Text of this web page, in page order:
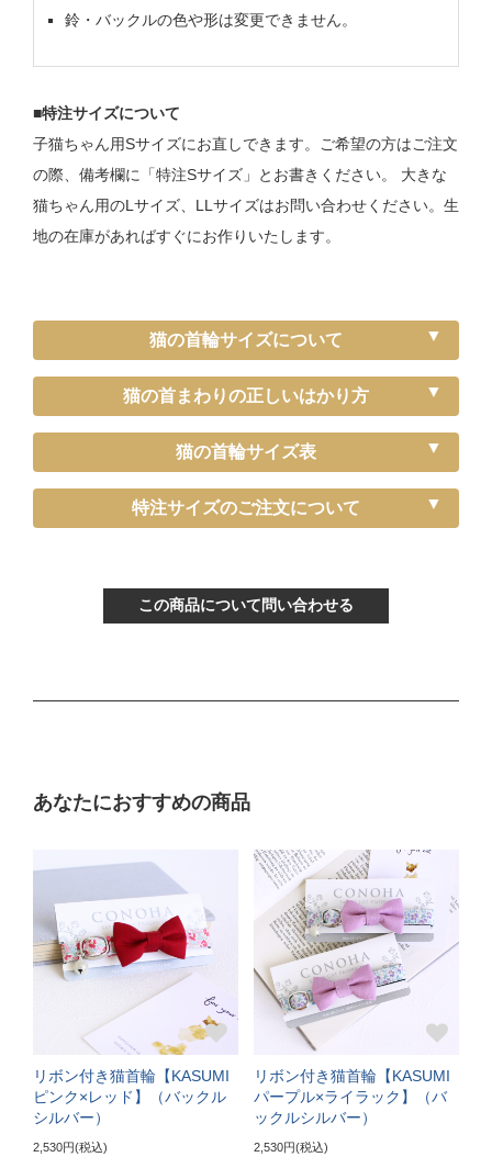
鈴・バックルの色や形は変更できません。
■特注サイズについて
子猫ちゃん用Sサイズにお直しできます。ご希望の方はご注文
の際、備考欄に「特注Sサイズ」とお書きください。 大きな
猫ちゃん用のLサイズ、LLサイズはお問い合わせください。生
地の在庫があればすぐにお作りいたします。
猫の首輪サイズについて
猫の首まわりの正しいはかり方
猫の首輪サイズ表
《特注》Sサイズ
首輪サイズ（-5cm特注）
Mサイズ
普通サイズ
サイズの目安（3～5kgの成猫）
《特注》Lサイズ
ぴったり測った首まわり（22～24cm）
首輪サイズ（+5cm特注）
サイズの目安（5～6kgの大きめな成猫）
特注サイズのご注文について
この商品について問い合わせる
あなたにおすすめの商品
リボン付き猫首輪【KASUMI
ピンク×レッド】（バックル
シルバー）
2,530円(税込)
リボン付き猫首輪【KASUMI
パープル×ライラック】（バ
ックルシルバー）
2,530円(税込)